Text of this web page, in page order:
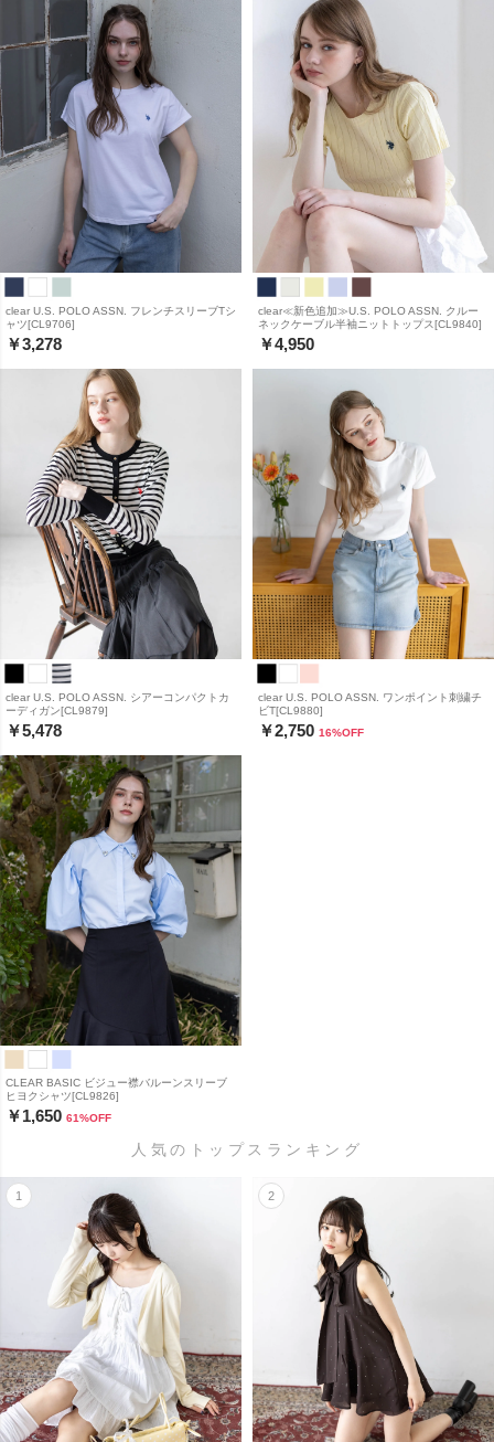
clear U.S. POLO ASSN. フレンチスリーブTシ
ャツ[CL9706]
￥3,278
clear≪新色追加≫U.S. POLO ASSN. クルー
ネックケーブル半袖ニットトップス[CL9840]
￥4,950
clear U.S. POLO ASSN. シアーコンパクトカ
ーディガン[CL9879]
￥5,478
clear U.S. POLO ASSN. ワンポイント刺繍チ
ビT[CL9880]
￥2,750 16%OFF
CLEAR BASIC ビジュー襟バルーンスリーブ
ヒヨクシャツ[CL9826]
￥1,650 61%OFF
人気のトップスランキング